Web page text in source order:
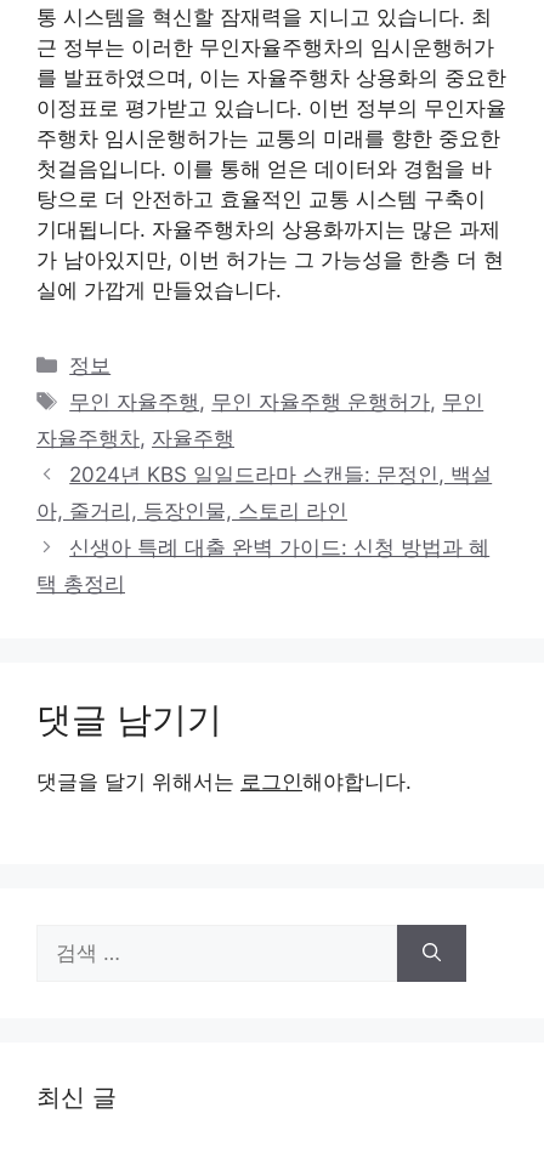
통 시스템을 혁신할 잠재력을 지니고 있습니다. 최
근 정부는 이러한 무인자율주행차의 임시운행허가
를 발표하였으며, 이는 자율주행차 상용화의 중요한
이정표로 평가받고 있습니다. 이번 정부의 무인자율
주행차 임시운행허가는 교통의 미래를 향한 중요한
첫걸음입니다. 이를 통해 얻은 데이터와 경험을 바
탕으로 더 안전하고 효율적인 교통 시스템 구축이
기대됩니다. 자율주행차의 상용화까지는 많은 과제
가 남아있지만, 이번 허가는 그 가능성을 한층 더 현
실에 가깝게 만들었습니다.
카
테
고
리
정보
태
그
무인 자율주행 , 무인 자율주행 운행허가, 무인
자율주행차, 자율주행
2024년 KBS 일일드라마 스캔들: 문정인, 백설
아, 줄거리, 등장인물, 스토리 라인
신생아 특례 대출 완벽 가이드: 신청 방법과 혜
택 총정리
댓글 남기기
댓글을 달기 위해서는 로그인해야합니다.
색:
최신 글